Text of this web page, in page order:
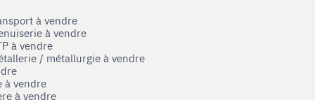
à vendre
à vendre
à vendre
/ métallurgie à vendre
à vendre
à vendre